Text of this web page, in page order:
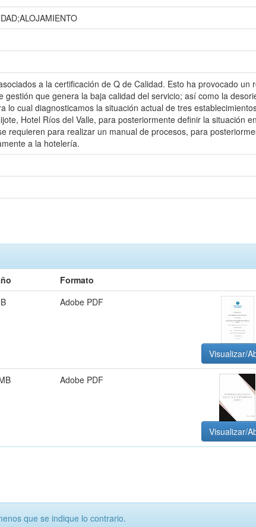
a la certificación de Q de Calidad. Esto ha provocado un
que genera la baja calidad del servicio; así como la
lo cual diagnosticamos la situación actual de tres
Hotel Ríos del Valle, para posteriormente definir la situación
requieren para realizar un manual de procesos, para
a la hotelería.
Formato
Adobe PDF
Visualizar/
Adobe PDF
Visualizar/
que se indique lo contrario.